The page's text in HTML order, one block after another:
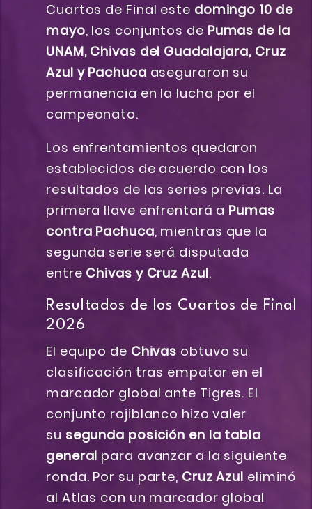
Cuartos de Final este domingo 10 de
mayo, los conjuntos de Pumas de la
UNAM, Chivas del Guadalajara, Cruz
Azul y Pachuca aseguraron su
permanencia en la lucha por el
campeonato.
Los enfrentamientos quedaron
establecidos de acuerdo con los
resultados de las series previas. La
primera llave enfrentará a Pumas
contra Pachuca, mientras que la
segunda serie será disputada
entre Chivas y Cruz Azul.
Resultados de los Cuartos de Final
2026
El equipo de Chivas obtuvo su
clasificación tras empatar en el
marcador global ante Tigres. El
conjunto rojiblanco hizo valer
su segunda posición en la tabla
general para avanzar a la siguiente
ronda. Por su parte, Cruz Azul eliminó
al Atlas con un marcador global